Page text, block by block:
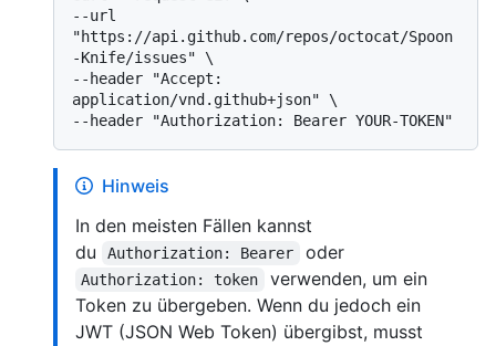
--url
"https://api.github.com/repos/octocat/Spoon
-Knife/issues" \
--header "Accept:
application/vnd.github+json" \
Hinweis
In den meisten Fällen kannst
du
Authorization: Bearer oder
Authorization: token
verwenden, um ein
Token zu übergeben. Wenn du jedoch ein
JWT (JSON Web Token) übergibst, musst